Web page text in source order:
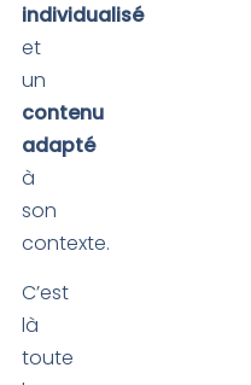
individualisé
et
un
contenu
adapté
à
son
contexte.
C’est
là
toute